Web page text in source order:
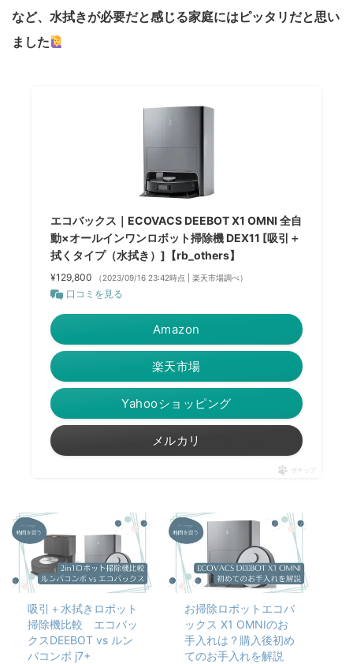
など、水拭きが必要だと感じる家庭にはピッタリだと思い
ました
エコバックス｜ECOVACS DEEBOT X1 OMNI 全自
動×オールインワンロボット掃除機 DEX11 [吸引＋
拭くタイプ（水拭き）]【rb_others】
¥129,800 （2023/09/16 23:42時点 | 楽天市場調べ）
口コミを見る
Amazon
楽天市場
Yahooショッピング
メルカリ
ポチップ
吸引＋水拭きロボット
掃除機比較 エコバッ
クスDEEBOT vs ルン
バコンボ j7+
お掃除ロボットエコバ
ックス X1 OMNIのお
手入れは？購入後初め
てのお手入れを解説